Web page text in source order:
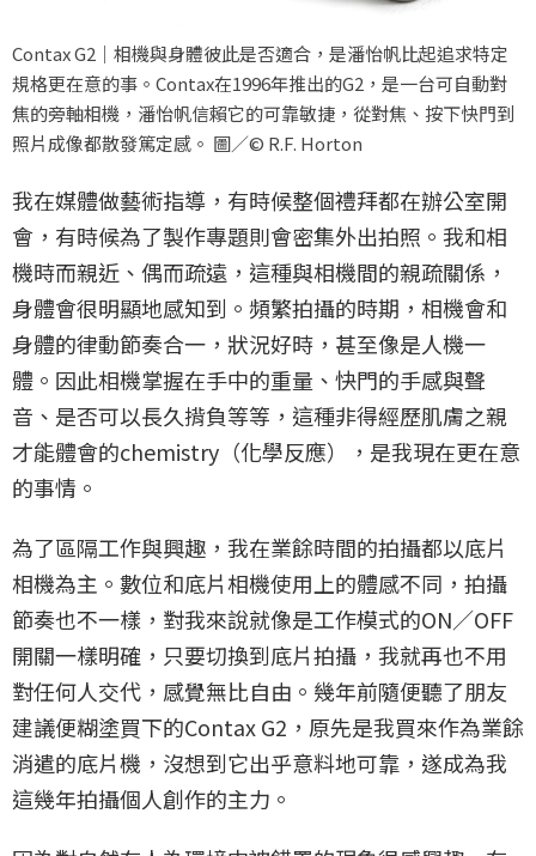
Contax G2｜相機與身體彼此是否適合，是潘怡帆比起追求特定
規格更在意的事。Contax在1996年推出的G2，是一台可自動對
焦的旁軸相機，潘怡帆信賴它的可靠敏捷，從對焦、按下快門到
照片成像都散發篤定感。 圖／© R.F. Horton
我在媒體做藝術指導，有時候整個禮拜都在辦公室開
會，有時候為了製作專題則會密集外出拍照。我和相
機時而親近、偶而疏遠，這種與相機間的親疏關係，
身體會很明顯地感知到。頻繁拍攝的時期，相機會和
身體的律動節奏合一，狀況好時，甚至像是人機一
體。因此相機掌握在手中的重量、快門的手感與聲
音、是否可以長久揹負等等，這種非得經歷肌膚之親
才能體會的chemistry（化學反應），是我現在更在意
的事情。
為了區隔工作與興趣，我在業餘時間的拍攝都以底片
相機為主。數位和底片相機使用上的體感不同，拍攝
節奏也不一樣，對我來說就像是工作模式的ON／OFF
開關一樣明確，只要切換到底片拍攝，我就再也不用
對任何人交代，感覺無比自由。幾年前隨便聽了朋友
建議便糊塗買下的Contax G2，原先是我買來作為業餘
消遣的底片機，沒想到它出乎意料地可靠，遂成為我
這幾年拍攝個人創作的主力。